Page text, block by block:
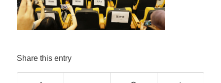
Share this entry